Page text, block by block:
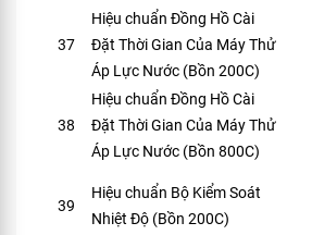
37
Hiệu chuẩn Đồng Hồ Cài
Đặt Thời Gian Của Máy Thử
Áp Lực Nước (Bồn 200C)
38
Hiệu chuẩn Đồng Hồ Cài
Đặt Thời Gian Của Máy Thử
Áp Lực Nước (Bồn 800C)
39
Hiệu chuẩn Bộ Kiểm Soát
Nhiệt Độ (Bồn 200C)